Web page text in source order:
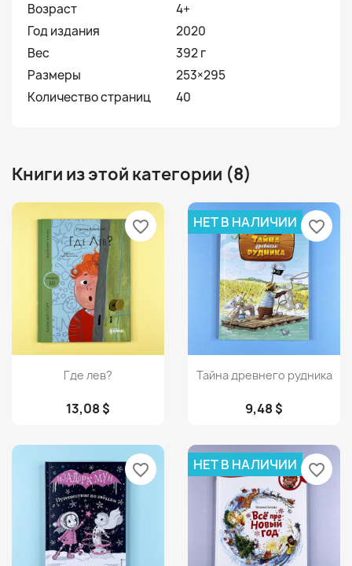
Возраст
4+
Год издания
2020
Вес
392 г
Размеры
253×295
Количество страниц
40
Книги из этой категории (8)
Просмотр
Где лев?
13,08 $
favorite_border
Просмотр
Тайна древнего рудника
9,48 $
НЕТ В НАЛИЧИИ favorite_border
favorite_border НЕТ В НАЛИЧИИ favorite_border